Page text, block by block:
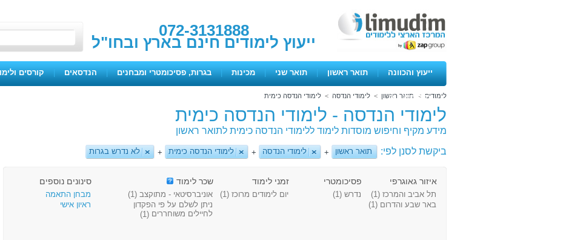
072-3131888
ייעוץ לימודים חינם בארץ ובחו"ל
ייעוץ והכוונה | תואר ראשון | תואר שני | מכינות | בגרות, פסיכומטרי ומבחנים | הנדסאים | קורסים
ימים פתוחיםלימודים > תואר ראשון > לימודי הנדסה > לימודי הנדסה כימית
לימודי הנדסה - לימודי הנדסה כימית
מידע מקיף וחיפוש מוסדות לימוד ללימודי הנדסה כימית לתואר ראשון
ביקשת לסנן לפי:
תואר ראשון + לימודי הנדסה + לימודי הנדסה כימית + לא נדרש בגרות
איזור גאוגרפי
תל אביב והמרכז (1)
באר שבע והדרום (1)
פסיכומטרי
נדרש (1)
זמני לימוד
יום לימודים מרוכז (1)
שכר לימוד
אוניברסיטאי - מתוקצב (1)
ניתן לשלם על פי הפקדון
לחיילים משוחררים (1)
סינונים נוספים
מבחן התאמה
ראיון אישי